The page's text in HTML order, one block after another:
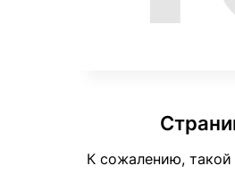
К сожалению, такой